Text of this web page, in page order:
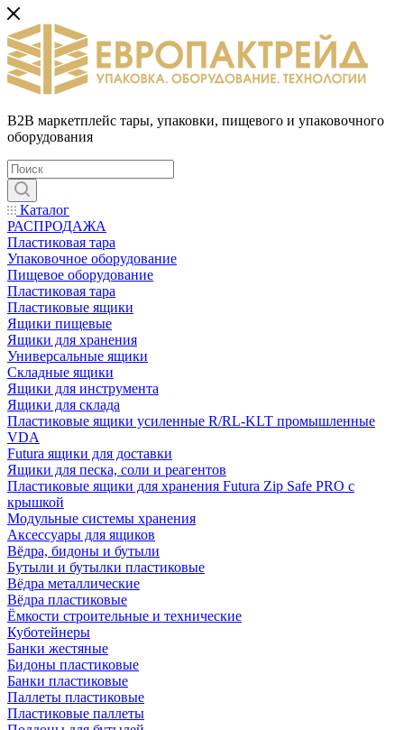
B2B маркетплейс тары, упаковки, пищевого и упаковочного
оборудования
Каталог
РАСПРОДАЖА
Пластиковая тара
Упаковочное оборудование
Пищевое оборудование
Пластиковая тара
Пластиковые ящики
Ящики пищевые
Ящики для хранения
Универсальные ящики
Складные ящики
Ящики для инструмента
Ящики для склада
Пластиковые ящики усиленные R/RL-KLT промышленные
VDA
Futura ящики для доставки
Ящики для песка, соли и реагентов
Пластиковые ящики для хранения Futura Zip Safe PRO с
крышкой
Модульные системы хранения
Аксессуары для ящиков
Вёдра, бидоны и бутыли
Бутыли и бутылки пластиковые
Вёдра металлические
Вёдра пластиковые
Ёмкости строительные и технические
Куботейнеры
Банки жестяные
Бидоны пластиковые
Банки пластиковые
Паллеты пластиковые
Пластиковые паллеты